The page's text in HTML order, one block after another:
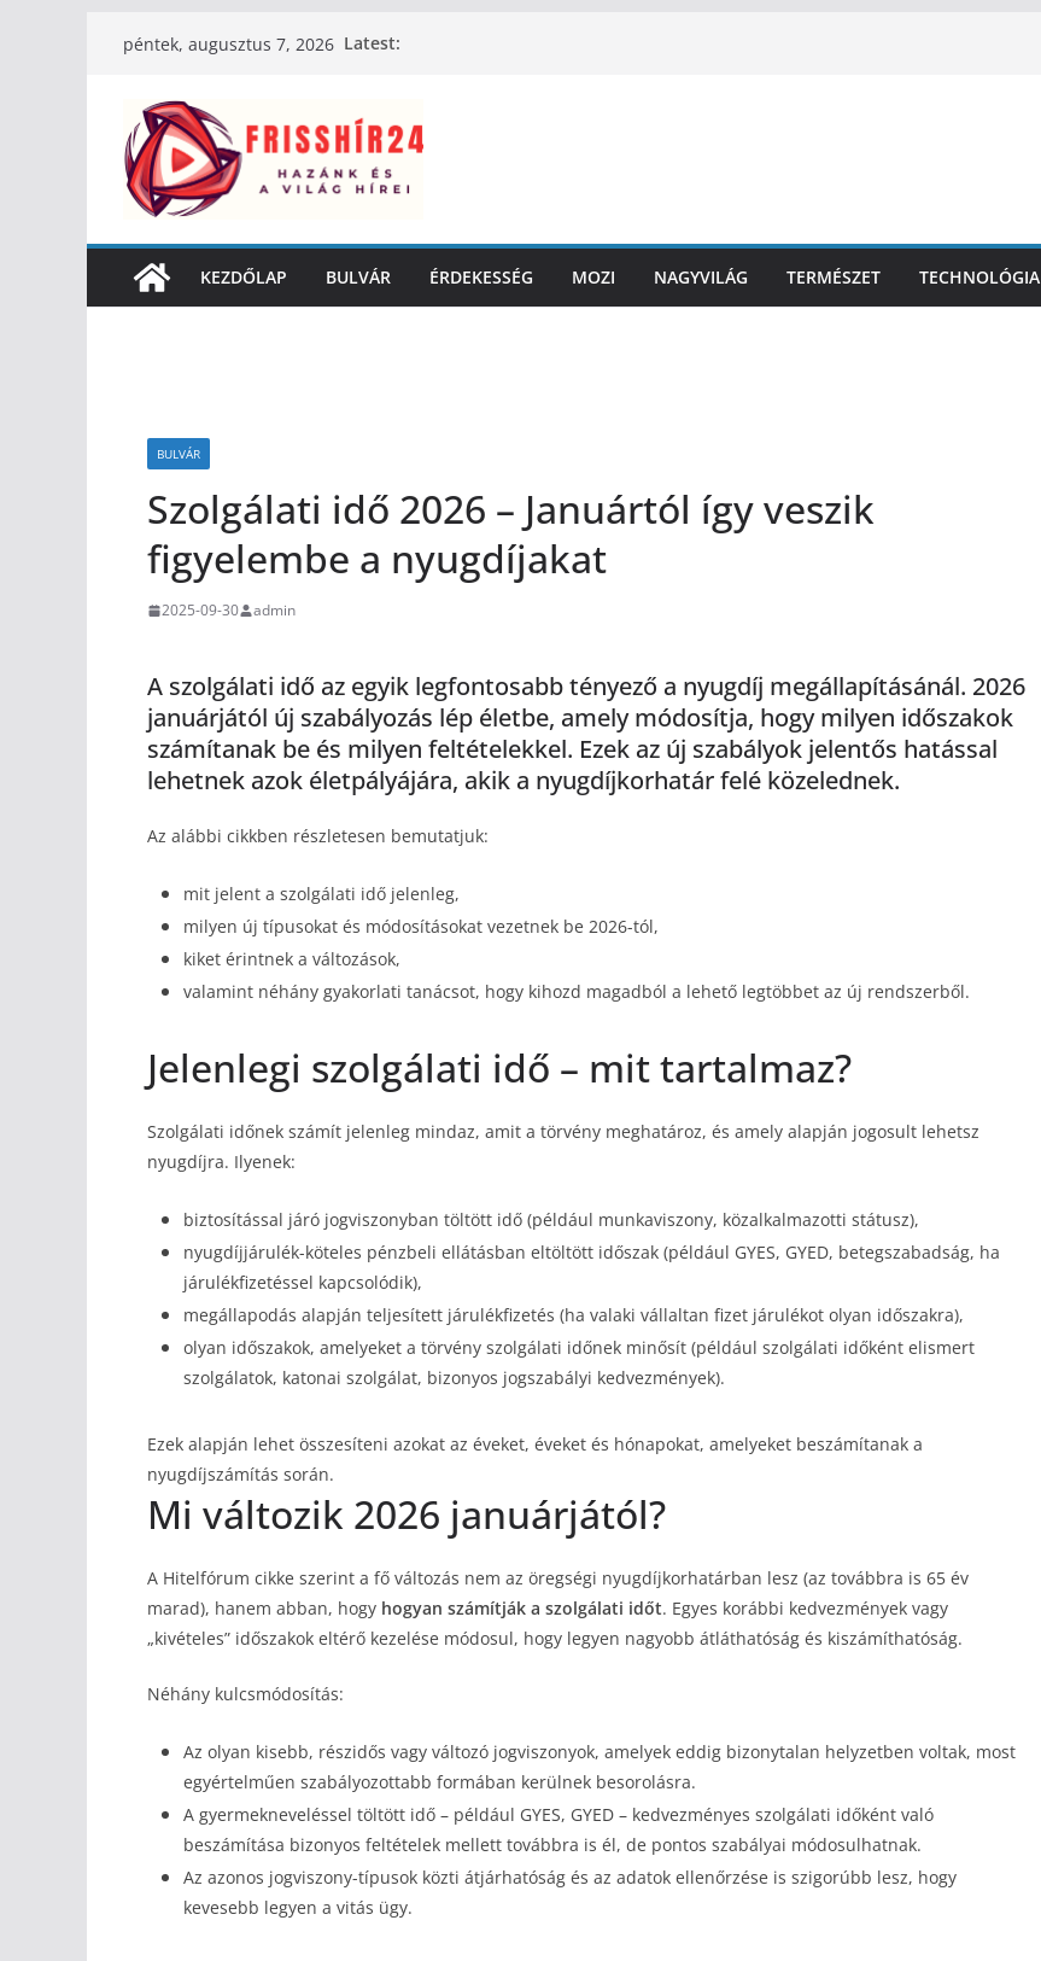
péntek, augusztus 7, 2026 Latest:
KEZDŐLAP BULVÁR ÉRDEKESSÉG MOZI NAGYVILÁG TERMÉSZET TECHNOLÓGIA
BULVÁR
Szolgálati idő 2026 – Januártól így veszik
figyelembe a nyugdíjakat
2025-09-30 admin
A szolgálati idő az egyik legfontosabb tényező a nyugdíj megállapításánál. 2026
januárjától új szabályozás lép életbe, amely módosítja, hogy milyen időszakok
számítanak be és milyen feltételekkel. Ezek az új szabályok jelentős hatással
lehetnek azok életpályájára, akik a nyugdíjkorhatár felé közelednek.
Az alábbi cikkben részletesen bemutatjuk:
mit jelent a szolgálati idő jelenleg,
milyen új típusokat és módosításokat vezetnek be 2026-tól,
kiket érintnek a változások,
valamint néhány gyakorlati tanácsot, hogy kihozd magadból a lehető legtöbbet az új rendszerből.
Jelenlegi szolgálati idő – mit tartalmaz?
Szolgálati időnek számít jelenleg mindaz, amit a törvény meghatároz, és amely alapján jogosult lehetsz
nyugdíjra. Ilyenek:
biztosítással járó jogviszonyban töltött idő (például munkaviszony, közalkalmazotti státusz),
nyugdíjjárulék-köteles pénzbeli ellátásban eltöltött időszak (például GYES, GYED, betegszabadság, ha
járulékfizetéssel kapcsolódik),
megállapodás alapján teljesített járulékfizetés (ha valaki vállaltan fizet járulékot olyan időszakra),
olyan időszakok, amelyeket a törvény szolgálati időnek minősít (például szolgálati időként elismert
szolgálatok, katonai szolgálat, bizonyos jogszabályi kedvezmények).
Ezek alapján lehet összesíteni azokat az éveket, éveket és hónapokat, amelyeket beszámítanak a
nyugdíjszámítás során.
Mi változik 2026 januárjától?
A Hitelfórum cikke szerint a fő változás nem az öregségi nyugdíjkorhatárban lesz (az továbbra is 65 év
marad), hanem abban, hogy hogyan számítják a szolgálati időt. Egyes korábbi kedvezmények vagy
„kivételes” időszakok eltérő kezelése módosul, hogy legyen nagyobb átláthatóság és kiszámíthatóság.
Néhány kulcsmódosítás:
Az olyan kisebb, részidős vagy változó jogviszonyok, amelyek eddig bizonytalan helyzetben voltak, most
egyértelműen szabályozottabb formában kerülnek besorolásra.
A gyermekneveléssel töltött idő – például GYES, GYED – kedvezményes szolgálati időként való
beszámítása bizonyos feltételek mellett továbbra is él, de pontos szabályai módosulhatnak.
Az azonos jogviszony-típusok közti átjárhatóság és az adatok ellenőrzése is szigorúbb lesz, hogy
kevesebb legyen a vitás ügy.